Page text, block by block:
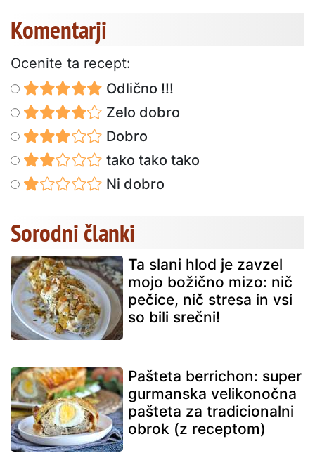
Komentarji
Ocenite ta recept:
Odlično !!!
Zelo dobro
Dobro
tako tako tako
Ni dobro
Sorodni članki
Ta slani hlod je zavzel
mojo božično mizo: nič
pečice, nič stresa in vsi
so bili srečni!
Pašteta berrichon: super
gurmanska velikonočna
pašteta za tradicionalni
obrok (z receptom)